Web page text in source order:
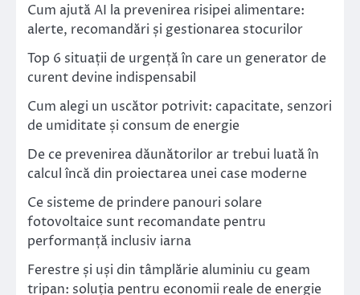
Cum ajută AI la prevenirea risipei alimentare:
alerte, recomandări și gestionarea stocurilor
Top 6 situații de urgență în care un generator de
curent devine indispensabil
Cum alegi un uscător potrivit: capacitate, senzori
de umiditate și consum de energie
De ce prevenirea dăunătorilor ar trebui luată în
calcul încă din proiectarea unei case moderne
Ce sisteme de prindere panouri solare
fotovoltaice sunt recomandate pentru
performanță inclusiv iarna
Ferestre și uși din tâmplărie aluminiu cu geam
tripan: soluția pentru economii reale de energie